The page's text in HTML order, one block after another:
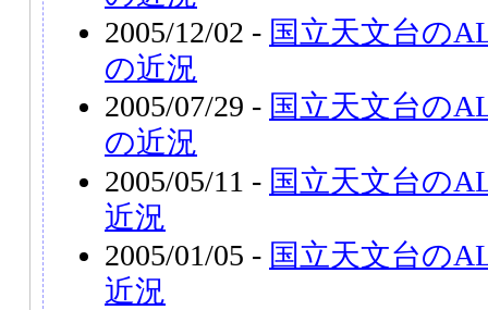
2005/12/02 - 国立天文台の
の近況
2005/07/29 - 国立天文台の
の近況
2005/05/11 - 国立天文台の
近況
2005/01/05 - 国立天文台の
近況